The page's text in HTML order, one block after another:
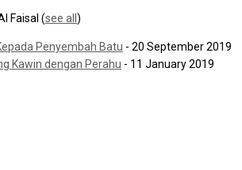
Faisal (see all )
Penyembah Batu - 20 September 2019
Kawin dengan Perahu - 11 January 2019